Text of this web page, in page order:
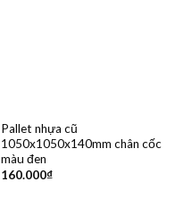
Pallet nhựa cũ
1050x1050x140mm chân cốc
màu đen
160.000₫